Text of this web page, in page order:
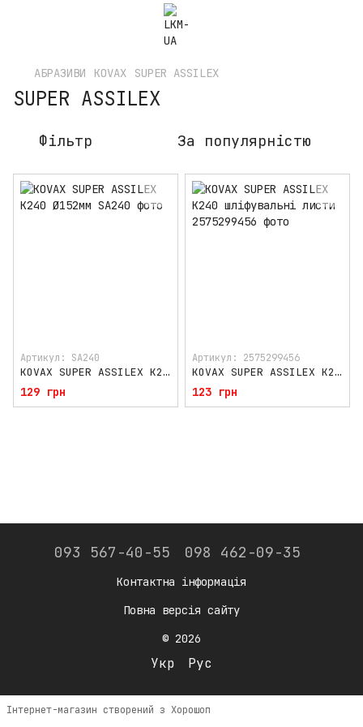
АБРАЗИВИ KOVAX SUPER ASSILEX
SUPER ASSILEX
Фільтр За популярністю
Артикул: SA240
KOVAX SUPER ASSILEX K240 Ø152мм
129 грн
Артикул: 2575299456
KOVAX SUPER ASSILEX K240 шліфувальні листи
123 грн
093 567-40-55 098 462-09-35
Контактна інформація
Повна версія сайту
© 2026
Укр Рус
Інтернет-магазин створений з Хорошоп